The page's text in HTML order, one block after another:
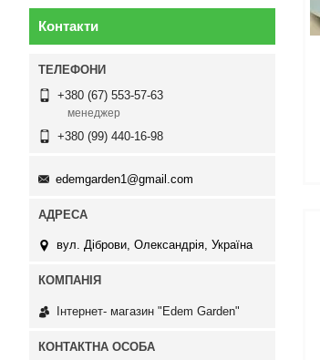
Контакти
+380 (67) 553-57-63
менеджер
+380 (99) 440-16-98
edemgarden1@gmail.com
вул. Діброви, Олександрія, Україна
Інтернет- магазин "Edem Garden"